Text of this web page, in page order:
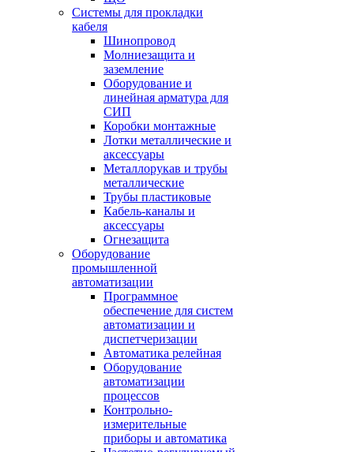
Системы для прокладки
кабеля
Шинопровод
Молниезащита и
заземление
Оборудование и
линейная арматура для
СИП
Коробки монтажные
Лотки металлические и
аксессуары
Металлорукав и трубы
металлические
Трубы пластиковые
Кабель-каналы и
аксессуары
Огнезащита
Оборудование
промышленной
автоматизации
Программное
обеспечение для систем
автоматизации и
диспетчеризации
Автоматика релейная
Оборудование
автоматизации
процессов
Контрольно-
измерительные
приборы и автоматика